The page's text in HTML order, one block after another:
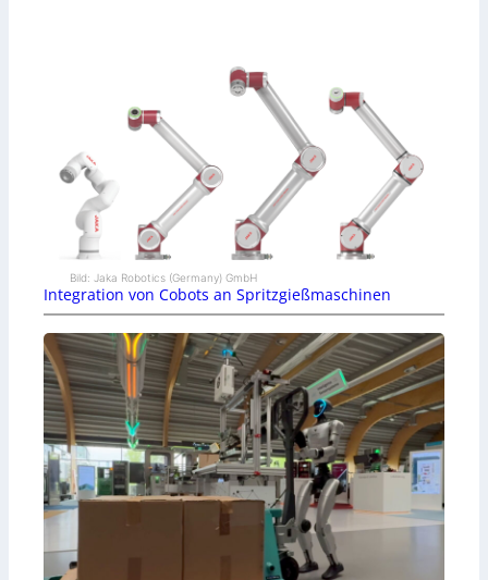
Bild: Jaka Robotics (Germany) GmbH
Integration von Cobots an Spritzgießmaschinen